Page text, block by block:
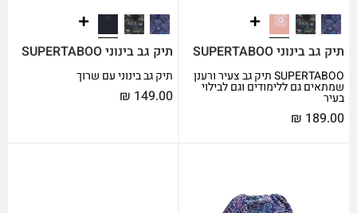
תיק גב בינוני SUPERTABOO
SUPERTABOO תיק גב צעיר ורענן
שמתאים גם ללימודים וגם לבילוי
בעיר
₪ 189.00
תיק גב בינוני SUPERTABOO
תיק גב בינוני עם שרוך
₪ 149.00